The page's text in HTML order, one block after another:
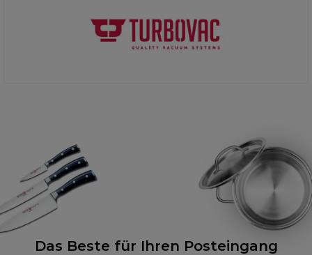
Das Beste für Ihren Posteingang